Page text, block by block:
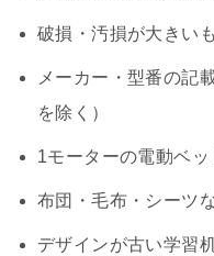
破損・汚損が大きい
メーカー・型番の記
を除く）
1モーターの電動ベッ
布団・毛布・シーツ
デザインが古い学習